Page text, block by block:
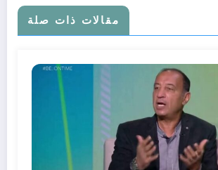
مقالات ذات صلة